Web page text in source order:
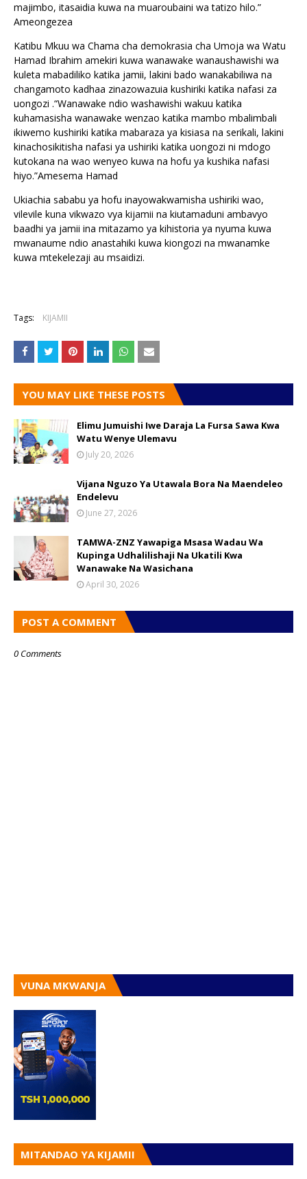
majimbo, itasaidia kuwa na muaroubaini wa tatizo hilo.”
Ameongezea
Katibu Mkuu wa Chama cha demokrasia cha Umoja wa Watu
Hamad Ibrahim amekiri kuwa wanawake wanaushawishi wa
kuleta mabadiliko katika jamii, lakini bado wanakabiliwa na
changamoto kadhaa zinazowazuia kushiriki katika nafasi za
uongozi .“Wanawake ndio washawishi wakuu katika
kuhamasisha wanawake wenzao katika mambo mbalimbali
ikiwemo kushiriki katika mabaraza ya kisiasa na serikali, lakini
kinachosikitisha nafasi ya ushiriki katika uongozi ni mdogo
kutokana na wao wenyeo kuwa na hofu ya kushika nafasi
hiyo.”Amesema Hamad
Ukiachia sababu ya hofu inayowakwamisha ushiriki wao,
vilevile kuna vikwazo vya kijamii na kiutamaduni ambavyo
baadhi ya jamii ina mitazamo ya kihistoria ya nyuma kuwa
mwanaume ndio anastahiki kuwa kiongozi na mwanamke
kuwa mtekelezaji au msaidizi.
Tags: KIJAMII
YOU MAY LIKE THESE POSTS
Elimu Jumuishi Iwe Daraja La Fursa Sawa Kwa
Watu Wenye Ulemavu
July 20, 2026
Vijana Nguzo Ya Utawala Bora Na Maendeleo
Endelevu
June 27, 2026
TAMWA-ZNZ Yawapiga Msasa Wadau Wa
Kupinga Udhalilishaji Na Ukatili Kwa
Wanawake Na Wasichana
April 30, 2026
POST A COMMENT
0 Comments
VUNA MKWANJA
MITANDAO YA KIJAMII